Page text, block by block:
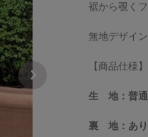
裾から覗く
無地デザイ
【商品仕様】
生 地：普通
裏 地：あり